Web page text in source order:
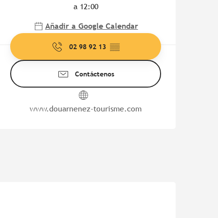
a 12:00
Añadir a Google Calendar
02 98 92 13 ▒▒
Contáctenos
www.douarnenez-tourisme.com